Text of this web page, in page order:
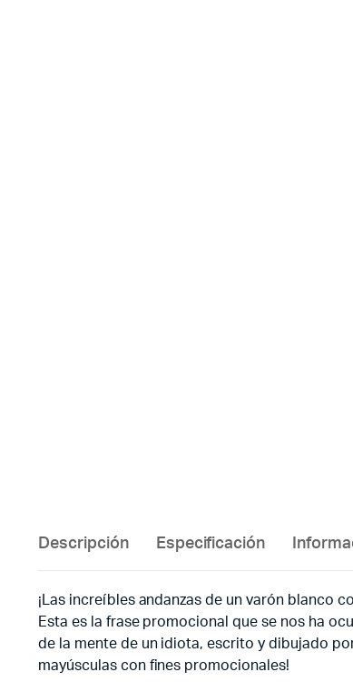
Descripción Especificación
¡Las increíbles andanzas de un varón blanco
Esta es la frase promocional que se nos ha
de la mente de un idiota, escrito y dibujado por
mayúsculas con fines promocionales!